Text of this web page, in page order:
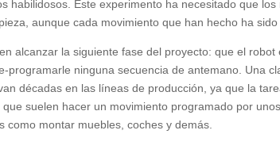
habilidosos. Este experimento ha necesitado que
aunque cada movimiento que han hecho ha sido
alcanzar la siguiente fase del proyecto: que el
programarle ninguna secuencia de antemano. Una
décadas en las líneas de producción, ya que la
suelen hacer un movimiento programado por
como montar muebles, coches y demás.